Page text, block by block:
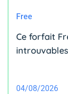
Free
Ce forfait
04/08/2026